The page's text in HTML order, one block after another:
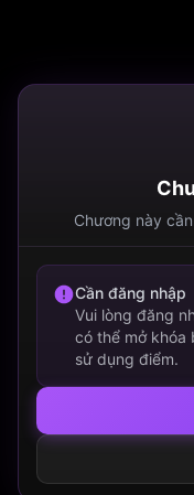
Chương này
Cần đăng nhập
Vui lòng đăng
có thể mở khóa
sử dụng điểm.